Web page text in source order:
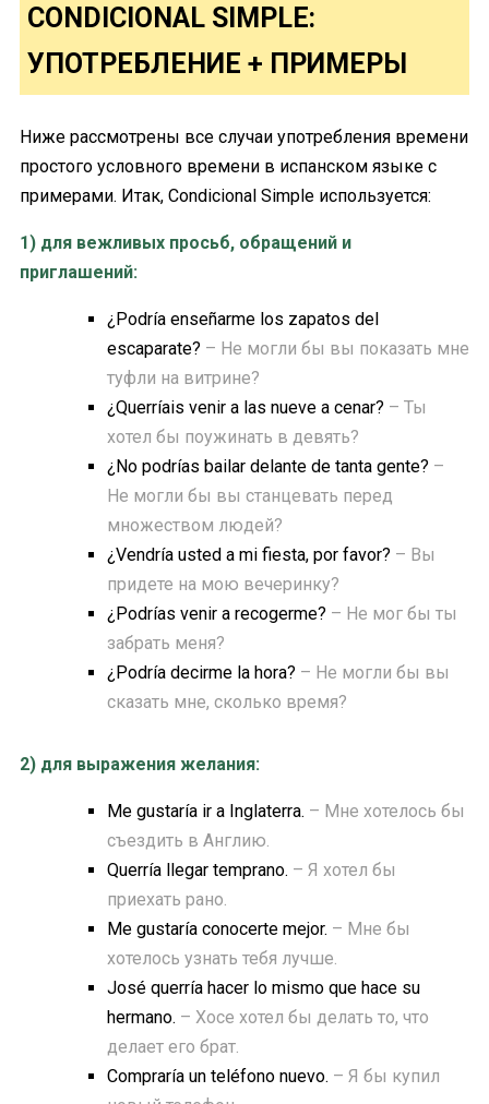
CONDICIONAL SIMPLE:
УПОТРЕБЛЕНИЕ + ПРИМЕРЫ
Ниже рассмотрены все случаи употребления времени
простого условного времени в испанском языке с
примерами. Итак, Condicional Simple используется:
1) для вежливых просьб, обращений и
приглашений:
¿Podría enseñarme los zapatos del
escaparate? – Не могли бы вы показать мне
туфли на витрине?
¿Querríais venir a las nueve a cenar? – Ты
хотел бы поужинать в девять?
¿No podrías bailar delante de tanta gente? –
Не могли бы вы станцевать перед
множеством людей?
¿Vendría usted a mi fiesta, por favor? – Вы
придете на мою вечеринку?
¿Podrías venir a recogerme? – Не мог бы ты
забрать меня?
¿Podría decirme la hora? – Не могли бы вы
сказать мне, сколько время?
2) для выражения желания:
Me gustaría ir a Inglaterra. – Мне хотелось бы
съездить в Англию.
Querría llegar temprano. – Я хотел бы
приехать рано.
Me gustaría conocerte mejor. – Мне бы
хотелось узнать тебя лучше.
José querría hacer lo mismo que hace su
hermano. – Хосе хотел бы делать то, что
делает его брат.
Compraría un teléfono nuevo. – Я бы купил